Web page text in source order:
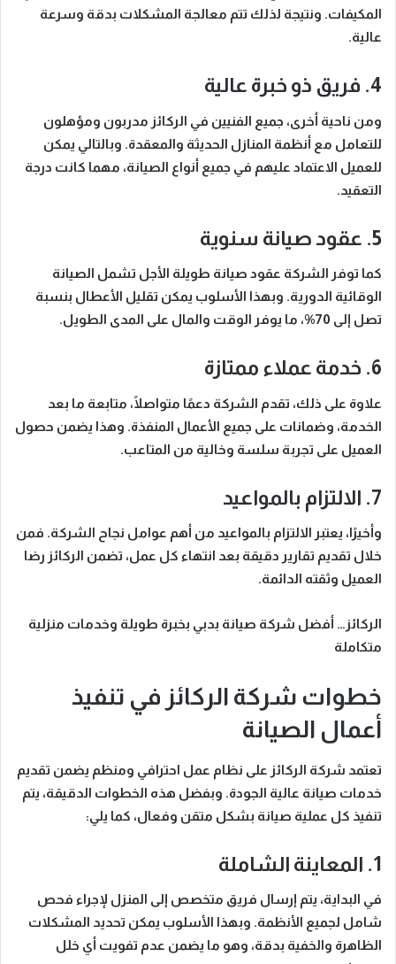
المكيفات. ونتيجة لذلك تتم معالجة المشكلات بدقة وسرعة
عالية.
4. فريق ذو خبرة عالية
ومن ناحية أخرى، جميع الفنيين في الركائز مدربون ومؤهلون
للتعامل مع أنظمة المنازل الحديثة والمعقدة. وبالتالي يمكن
للعميل الاعتماد عليهم في جميع أنواع الصيانة، مهما كانت درجة
التعقيد.
5. عقود صيانة سنوية
كما توفر الشركة عقود صيانة طويلة الأجل تشمل الصيانة
الوقائية الدورية. وبهذا الأسلوب يمكن تقليل الأعطال بنسبة
تصل إلى 70%، ما يوفر الوقت والمال على المدى الطويل.
6. خدمة عملاء ممتازة
علاوة على ذلك، تقدم الشركة دعمًا متواصلًا، متابعة ما بعد
الخدمة، وضمانات على جميع الأعمال المنفذة. وهذا يضمن حصول
العميل على تجربة سلسة وخالية من المتاعب.
7. الالتزام بالمواعيد
وأخيرًا، يعتبر الالتزام بالمواعيد من أهم عوامل نجاح الشركة. فمن
خلال تقديم تقارير دقيقة بعد انتهاء كل عمل، تضمن الركائز رضا
العميل وثقته الدائمة.
الركائز… أفضل شركة صيانة بدبي بخبرة طويلة وخدمات منزلية
متكاملة
خطوات شركة الركائز في تنفيذ
أعمال الصيانة
تعتمد شركة الركائز على نظام عمل احترافي ومنظم يضمن تقديم
خدمات صيانة عالية الجودة. وبفضل هذه الخطوات الدقيقة، يتم
تنفيذ كل عملية صيانة بشكل متقن وفعال، كما يلي:
1. المعاينة الشاملة
في البداية، يتم إرسال فريق متخصص إلى المنزل لإجراء فحص
شامل لجميع الأنظمة. وبهذا الأسلوب يمكن تحديد المشكلات
الظاهرة والخفية بدقة، وهو ما يضمن عدم تفويت أي خلل